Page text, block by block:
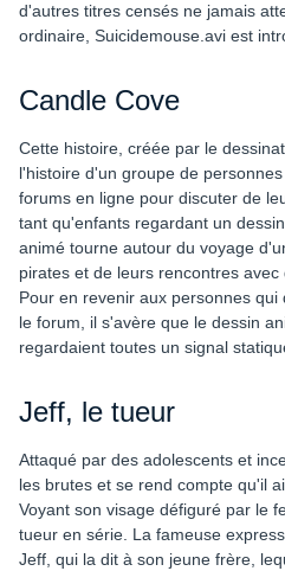
d'autres titres censés ne jamais
ordinaire, Suicidemouse.avi est
Candle Cove
Cette histoire, créée par le
l'histoire d'un groupe de
forums en ligne pour discuter de
tant qu'enfants regardant un
animé tourne autour du voyage
pirates et de leurs rencontres
Pour en revenir aux personnes
le forum, il s'avère que le dessin
regardaient toutes un signal
Jeff, le tueur
Attaqué par des adolescents et
les brutes et se rend compte qu'il
Voyant son visage défiguré par le
tueur en série. La fameuse
Jeff, qui la dit à son jeune frère,